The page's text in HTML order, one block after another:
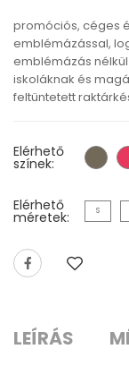
promóciós, céges
emblémázással,
emblémázás
iskoláknak és
feltüntetett
Elérhető
színek:
Elérhető
méretek: S
LEÍRÁS